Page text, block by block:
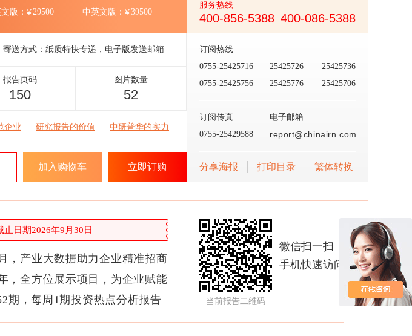
版： ¥29500 中英文版： ¥39500
寄送方式： 纸质特快专递，电子版发送邮箱
报告页码
150
图片数量
52
企业 研究报告的价值 中研普华的实力
加入购物车 立即订购
服务热线
400-856-5388 400-086-5388
订阅热线
0755-25425716
25425726
25425736
0755-25425756
25425776 25425706
订阅传真
0755-25429588
电子邮箱
report@chinairn.com
分享海报 打印目录 繁体转换
日期2026年9月30日
，产业大数据助力企业精准招商
，全方位展示项目，为企业赋能
期，每周1期投资热点分析报告 当前报告二维码
微信扫一扫
手机快速访问